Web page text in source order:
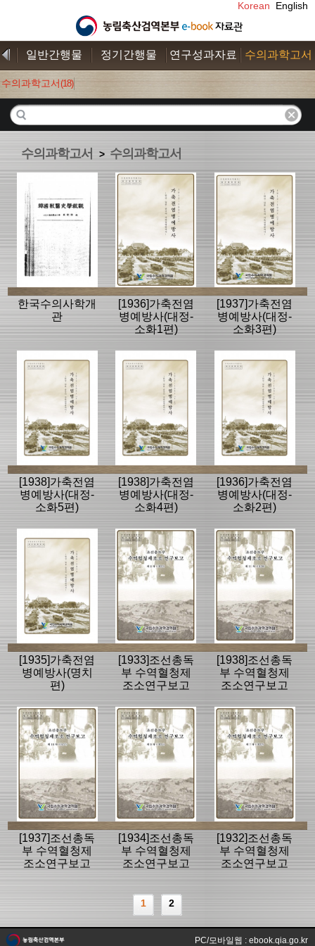
Korean English
일반간행물 정기간행물 연구성과자료 수의과학고서
수의과학고서(18)
수의과학고서 > 수의과학고서
한국수의사학개
관
[1936]가축전염
병예방사(대정-
소화1편)
[1937]가축전염
병예방사(대정-
소화3편)
[1938]가축전염
병예방사(대정-
소화5편)
[1938]가축전염
병예방사(대정-
소화4편)
[1936]가축전염
병예방사(대정-
소화2편)
[1935]가축전염
병예방사(명치
편)
[1933]조선총독
부 수역혈청제
조소연구보고
[1938]조선총독
부 수역혈청제
조소연구보고
[1937]조선총독
부 수역혈청제
조소연구보고
[1934]조선총독
부 수역혈청제
조소연구보고
[1932]조선총독
부 수역혈청제
조소연구보고
1 2
PC/모바일웹 : ebook.qia.go.kr